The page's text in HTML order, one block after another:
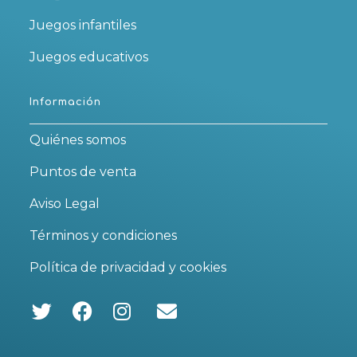
Juegos infantiles
Juegos educativos
Información
Quiénes somos
Puntos de venta
Aviso Legal
Términos y condiciones
Política de privacidad y cookies
abre
Se
abre
abre